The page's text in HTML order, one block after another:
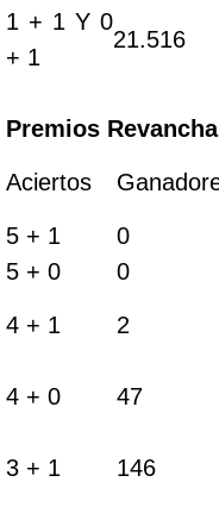
1 + 1 Y 0
+ 1
21.516
Premios Revancha
Aciertos
5 + 1 0
5 + 0
0
4 + 1 2
4 + 0 47
3 + 1 146